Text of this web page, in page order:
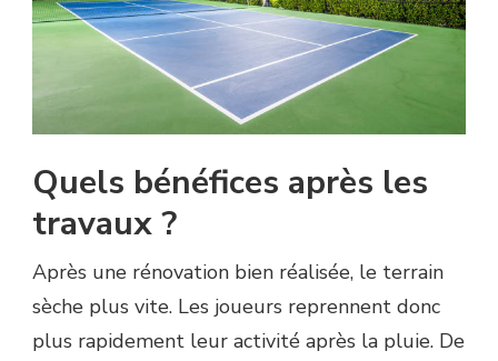
Quels bénéfices après les
travaux ?
Après une rénovation bien réalisée, le terrain
sèche plus vite. Les joueurs reprennent donc
plus rapidement leur activité après la pluie. De